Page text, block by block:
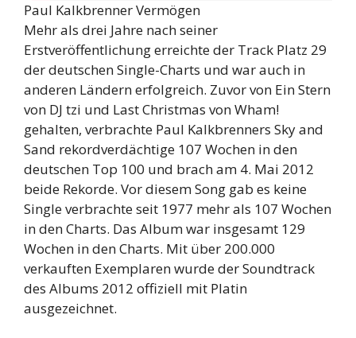
Paul Kalkbrenner Vermögen
Mehr als drei Jahre nach seiner
Erstveröffentlichung erreichte der Track Platz 29
der deutschen Single-Charts und war auch in
anderen Ländern erfolgreich. Zuvor von Ein Stern
von DJ tzi und Last Christmas von Wham!
gehalten, verbrachte Paul Kalkbrenners Sky and
Sand rekordverdächtige 107 Wochen in den
deutschen Top 100 und brach am 4. Mai 2012
beide Rekorde. Vor diesem Song gab es keine
Single verbrachte seit 1977 mehr als 107 Wochen
in den Charts. Das Album war insgesamt 129
Wochen in den Charts. Mit über 200.000
verkauften Exemplaren wurde der Soundtrack
des Albums 2012 offiziell mit Platin
ausgezeichnet.